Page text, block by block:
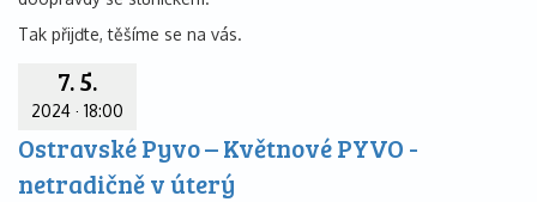
Tak přijďte, těšíme se na vás.
7. 5.
2024 ·18:00
Ostravské Pyvo – Květnové PYVO -
netradičně v úterý